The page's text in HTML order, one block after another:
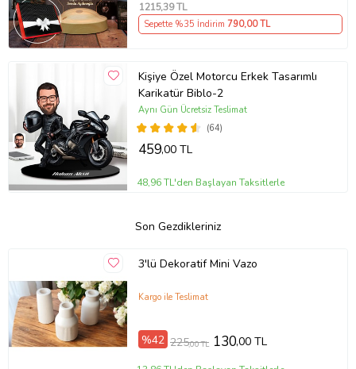
1215,39 TL
Sepette %35 İndirim 790,00 TL
Kişiye Özel Motorcu Erkek Tasarımlı
Karikatür Biblo-2
(64)
Aynı Gün Ücretsiz Teslimat
459,00 TL
48,96 TL'den Başlayan Taksitlerle
Son Gezdikleriniz
3'lü Dekoratif Mini Vazo
Kargo ile Teslimat
%42 225,00 TL 130,00 TL